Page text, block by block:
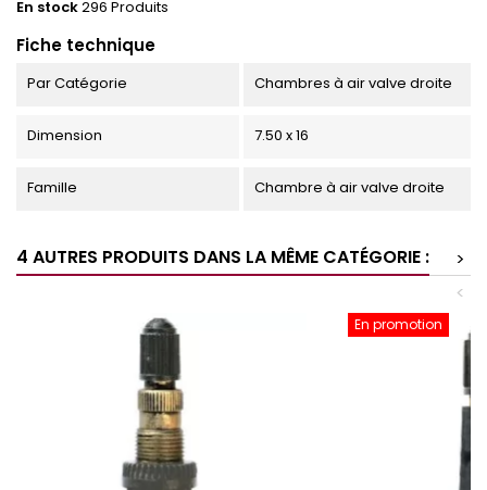
En stock296 Produits
Fiche technique
Par Catégorie Chambres à air valve droite
Dimension 7.50 x 16
Famille Chambre à air valve droite
4 AUTRES PRODUITS DANS LA MÊME CATÉGORIE :
>
<
En promotion